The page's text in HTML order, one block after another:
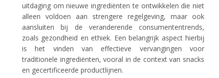
uitdaging om nieuwe ingrediënten te ontwikkelen die niet
alleen voldoen aan strengere regelgeving, maar ook
aansluiten bij de veranderende consumententrends,
zoals gezondheid en ethiek. Een belangrijk aspect hierbij
is het vinden van effectieve vervangingen voor
traditionele ingrediënten, vooral in de context van snacks
en gecertificeerde productlijnen.